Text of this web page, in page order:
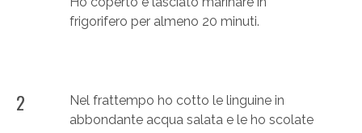
frigorifero per almeno 20 minuti.
2
Nel frattempo ho cotto le linguine in
abbondante acqua salata e le ho scolate